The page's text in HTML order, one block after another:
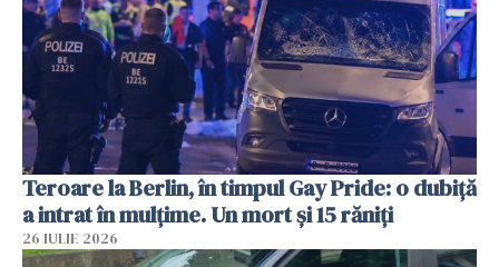
Teroare la Berlin, în timpul Gay Pride: o dubiță
a intrat în mulțime. Un mort și 15 răniți
26 IULIE 2026